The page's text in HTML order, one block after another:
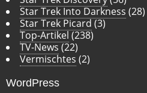
Star Trek Into Darkness (28)
Star Trek Picard (3)
Top-Artikel (238)
TV-News (22)
Vermischtes (2)
WordPress